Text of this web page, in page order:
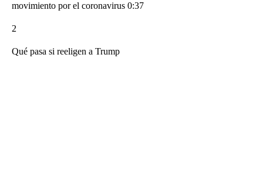
movimiento por el coronavirus 0:37
2
Qué pasa si reeligen a Trump